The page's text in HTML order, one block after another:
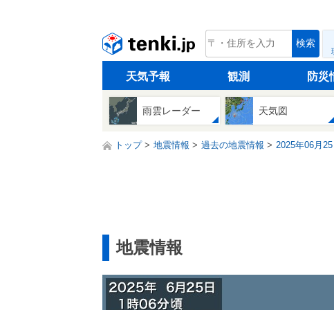
tenki.jp 検索
天気予報 観測 防災
雨雲レーダー 天気図
トップ 地震情報 過去の地震情報 2025年06月25
地震情報